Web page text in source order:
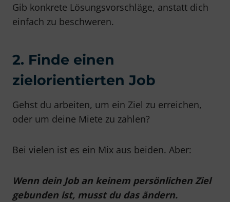
Gib konkrete Lösungsvorschläge, anstatt dich
einfach zu beschweren.
2. Finde einen
zielorientierten Job
Gehst du arbeiten, um ein Ziel zu erreichen,
oder um deine Miete zu zahlen?
Bei vielen ist es ein Mix aus beiden. Aber:
Wenn dein Job an keinem persönlichen Ziel
gebunden ist, musst du das ändern.